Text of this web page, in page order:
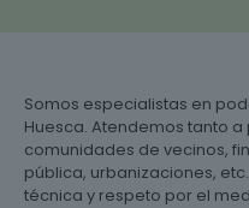
Somos especialistas en
Huesca. Atendemos tanto
comunidades de vecinos,
pública, urbanizaciones,
técnica y respeto por el